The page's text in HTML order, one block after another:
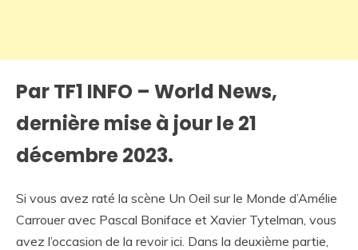
Par TF1 INFO – World News,
dernière mise à jour le 21
décembre 2023.
Si vous avez raté la scène Un Oeil sur le Monde d’Amélie
Carrouer avec Pascal Boniface et Xavier Tytelman, vous
avez l’occasion de la revoir ici. Dans la deuxième partie,